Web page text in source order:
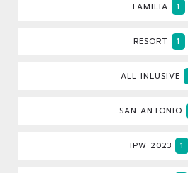
FAMILIA 1
RESORT 1
ALL INLUSIVE
SAN ANTONIO
IPW 2023 1